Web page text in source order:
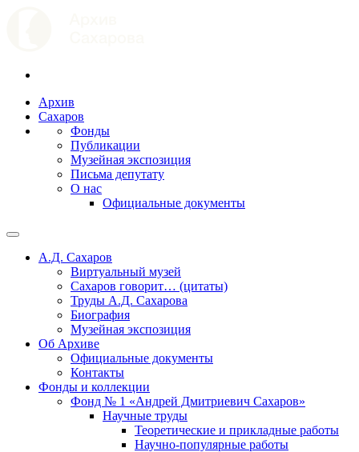
Архив
Сахаров
Фонды
Публикации
Музейная экспозиция
Письма депутату
О нас
Официальные документы
А.Д. Сахаров
Виртуальный музей
Сахаров говорит… (цитаты)
Труды А.Д. Сахарова
Биография
Музейная экспозиция
Об Архиве
Официальные документы
Контакты
Фонды и коллекции
Фонд № 1 «Андрей Дмитриевич Сахаров»
Научные труды
Теоретические и прикладные работы
Научно-популярные работы